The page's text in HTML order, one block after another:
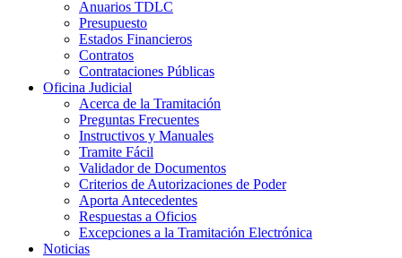
Anuarios TDLC
Presupuesto
Estados Financieros
Contratos
Contrataciones Públicas
Oficina Judicial
Acerca de la Tramitación
Preguntas Frecuentes
Instructivos y Manuales
Tramite Fácil
Validador de Documentos
Criterios de Autorizaciones de Poder
Aporta Antecedentes
Respuestas a Oficios
Excepciones a la Tramitación Electrónica
Noticias